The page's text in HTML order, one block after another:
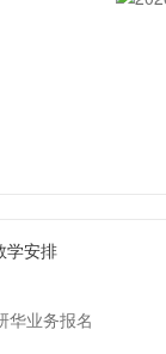
学安排
华业务报名